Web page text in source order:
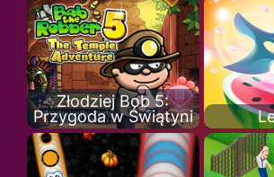
Złodziej Bob 5:
Przygoda w Świątyni